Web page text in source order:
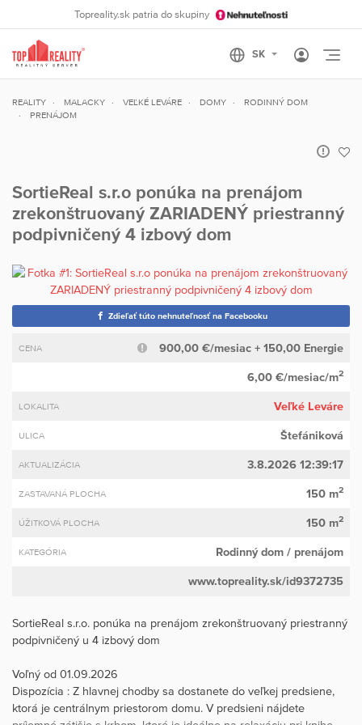
Topreality.sk patria do skupiny
REALITY MALACKY VEĽKÉ LEVÁRE DOMY
RODINNÝ DOM
PRENÁJOM
SortieReal s.r.o ponúka na prenájom
zrekonštruovaný ZARIADENÝ priestranný
podpivničený 4 izbový dom
Zdieľať túto nehnuteľnosť na Facebooku
CENA 900,00 €/mesiac + 150,00 Energie
6,00 €/mesiac/m2
LOKALITA Veľké Leváre
ULICA Štefániková
AKTUALIZÁCIA 3.8.2026 12:39:17
ZASTAVANÁ PLOCHA 150 m2
ÚŽITKOVÁ PLOCHA 150 m2
KATEGÓRIA Rodinný dom / prenájom
www.topreality.sk/id9372735
SortieReal s.r.o. ponúka na prenájom zrekonštruovaný priestranný
podpivničený u 4 izbový dom
Voľný od 01.09.2026
Dispozícia : Z hlavnej chodby sa dostanete do veľkej predsiene,
ktorá je centrálnym priestorom domu. V predsieni nájdete